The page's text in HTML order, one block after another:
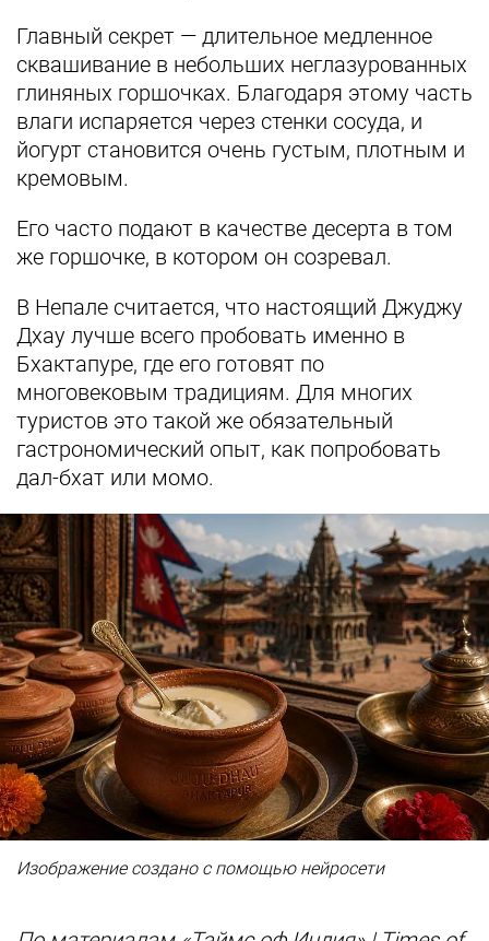
Главный секрет — длительное медленное
сквашивание в небольших неглазурованных
глиняных горшочках. Благодаря этому часть
влаги испаряется через стенки сосуда, и
йогурт становится очень густым, плотным и
кремовым.
Его часто подают в качестве десерта в том
же горшочке, в котором он созревал.
В Непале считается, что настоящий Джуджу
Дхау лучше всего пробовать именно в
Бхактапуре, где его готовят по
многовековым традициям. Для многих
туристов это такой же обязательный
гастрономический опыт, как попробовать
дал-бхат или момо.
Изображение создано с помощью нейросети